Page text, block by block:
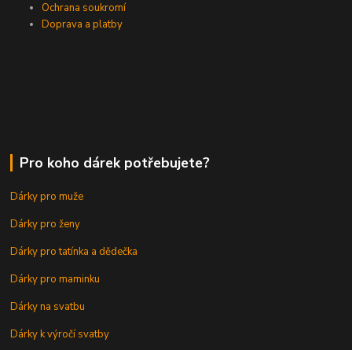
Ochrana soukromí
Doprava a platby
Pro koho dárek potřebujete?
Dárky pro muže
Dárky pro ženy
Dárky pro tatínka a dědečka
Dárky pro maminku
Dárky na svatbu
Dárky k výročí svatby